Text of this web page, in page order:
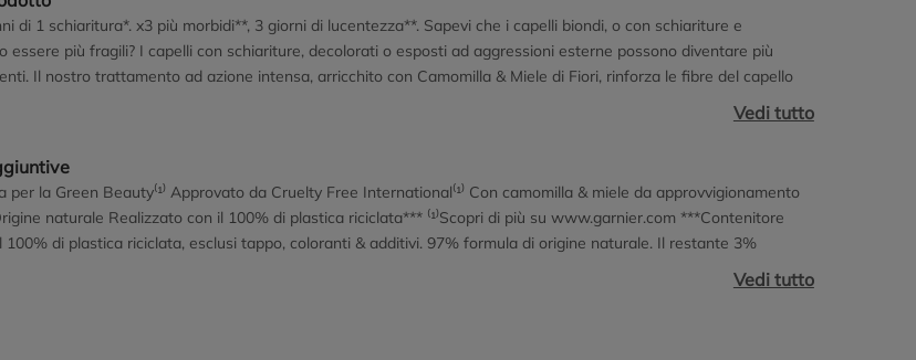
di 1 schiaritura*. x3 più morbidi**, 3 giorni di lucentezza**. Sapevi che i capelli biondi, o con schiariture e
essere più fragili? I capelli con schiariture, decolorati o esposti ad aggressioni esterne possono diventare più
Il nostro trattamento ad azione intensa, arricchito con Camomilla & Miele di Fiori, rinforza le fibre del capello
la rottura e svela una brillantezza luminosa e duratura, per capelli come baciati dal sole. Risveglia la
dei capelli biondi! *Ripara il 52% dei danni superficiali. Test strumentale. **Test strumentali. Formulata per tutti
Vedi tutto
per la Green Beauty⁽¹⁾ Approvato da Cruelty Free International⁽¹⁾ Con camomilla & miele da approvvigionamento
naturale Realizzato con il 100% di plastica riciclata*** ⁽¹⁾Scopri di più su www.garnier.com ***Contenitore
di plastica riciclata, esclusi tappo, coloranti & additivi. 97% formula di origine naturale. Il restante 3%
Vedi tutto